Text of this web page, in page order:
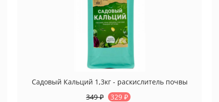
Садовый Кальций 1,3кг - раскислитель почвы
349₽ 329 ₽